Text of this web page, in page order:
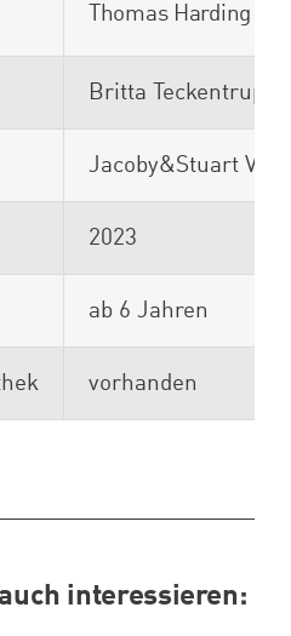
Thomas Harding &
Britta Teckentrup
Jacoby&Stuart
2023
ab 6 Jahren
vorhanden
interessieren: